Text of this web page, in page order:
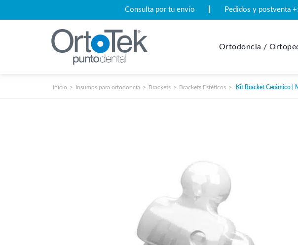
Consulta por tu envío Pedidos y postventa
Ortodoncia /
Inicio Insumos para ortodoncia Brackets Brackets Estéticos Kit Bracket Cerámico |